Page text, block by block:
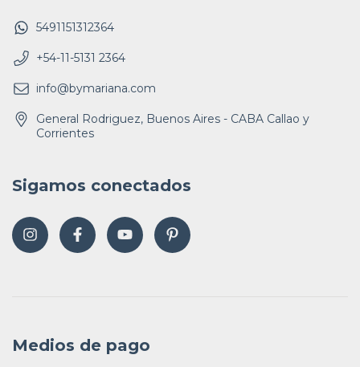
5491151312364
+54-11-5131 2364
info@bymariana.com
General Rodriguez, Buenos Aires - CABA Callao y
Corrientes
Sigamos conectados
Medios de pago